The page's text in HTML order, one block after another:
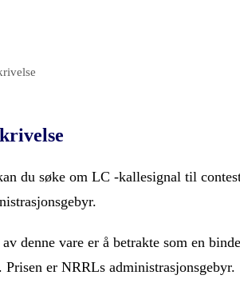
du søke om LC -kallesignal til
denne vare er å betrakte som en
Prisen er NRRLs administrasjonsgebyr.